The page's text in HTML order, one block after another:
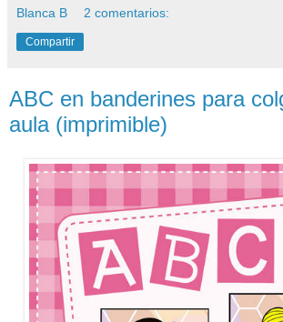
Blanca B 2 comentarios:
Compartir
ABC en banderines para
aula (imprimible)